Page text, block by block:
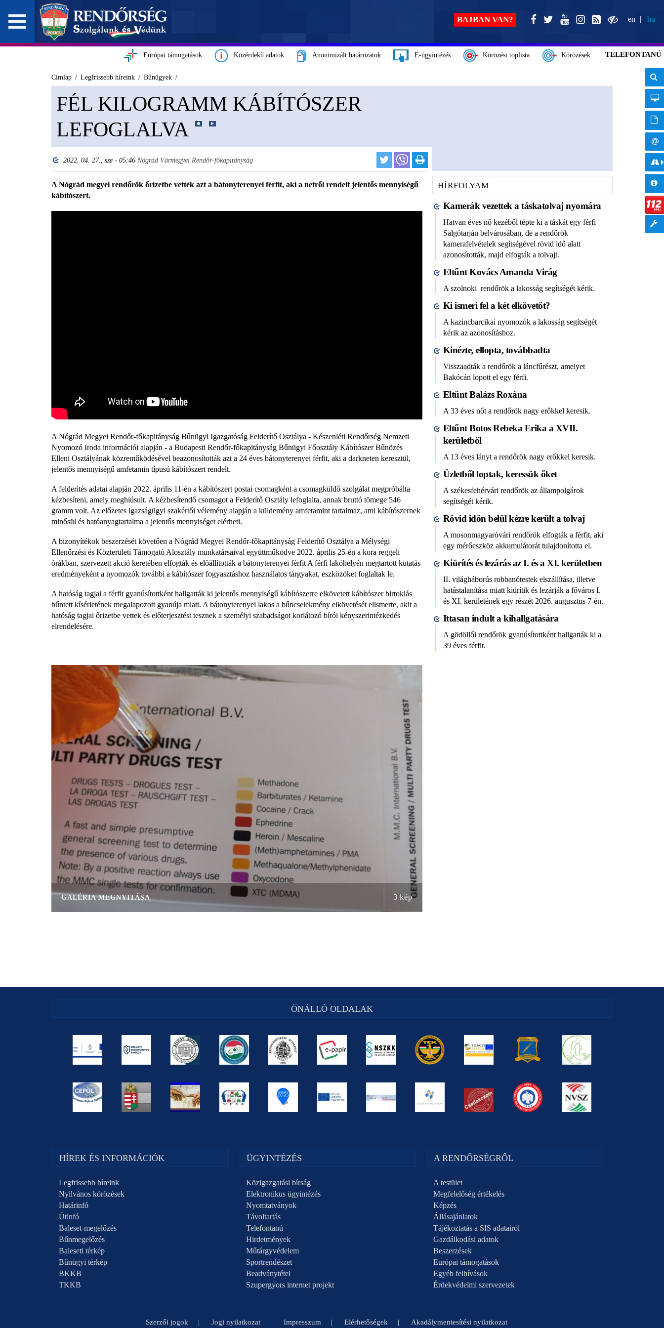
en hu
BAJBAN VAN?
Európai támogatások Közérdekű adatok Anonimizált határozatok E-ügyintézés Körözési toplista Körözések TELEFONTANÚ
Címlap Legfrissebb híreink Bűnügyek
FÉL KILOGRAMM KÁBÍTÓSZER
LEFOGLALVA
2022. 04. 27., sze - 05:46 Nógrád Vármegyei Rendőr-főkapitányság
A Nógrád megyei rendőrök őrizetbe vették azt a bátonyterenyei férfit, aki a netről rendelt jelentős mennyiségű
kábítószert.
A Nógrád Megyei Rendőr-főkapitányság Bűnügyi Igazgatóság Felderítő Osztálya - Készenléti Rendőrség Nemzeti
Nyomozó Iroda információi alapján - a Budapesti Rendőr-főkapitányság Bűnügyi Főosztály Kábítószer Bűnözés
Elleni Osztályának közreműködésével beazonosították azt a 24 éves bátonyterenyei férfit, aki a darkneten keresztül,
jelentős mennyiségű amfetamin típusú kábítószert rendelt.
A felderítés adatai alapján 2022. április 11-én a kábítószert postai csomagként a csomagküldő szolgálat megpróbálta
kézbesíteni, amely meghiúsult. A kézbesítendő csomagot a Felderítő Osztály lefoglalta, annak bruttó tömege 546
gramm volt. Az előzetes igazságügyi szakértői vélemény alapján a küldemény amfetamint tartalmaz, ami kábítószernek
minősül és hatóanyagtartalma a jelentős mennyiséget elérheti.
A bizonyítékok beszerzését követően a Nógrád Megyei Rendőr-főkapitányság Felderítő Osztálya a Mélységi
Ellenőrzési és Közterületi Támogató Alosztály munkatársaival együttműködve 2022. április 25-én a kora reggeli
órákban, szervezett akció keretében elfogták és előállították a bátonyterenyei férfit A férfi lakóhelyén megtartott kutatás
eredményeként a nyomozók további a kábítószer fogyasztáshoz használatos tárgyakat, eszközöket foglaltak le.
A hatóság tagjai a férfit gyanúsítottként hallgatták ki jelentős mennyiségű kábítószerre elkövetett kábítószer birtoklás
bűntett kísérletének megalapozott gyanúja miatt. A bátonyterenyei lakos a bűncselekmény elkövetését elismerte, akit a
hatóság tagjai őrizetbe vettek és előterjesztést tesznek a személyi szabadságot korlátozó bírói kényszerintézkedés
elrendelésére.
3 kép
GALÉRIA MEGNYITÁSA
HÍRFOLYAM
Kamerák vezettek a táskatolvaj nyomára
Hatvan éves nő kezéből tépte ki a táskát egy férfi
Salgótarján belvárosában, de a rendőrök
kamerafelvételek segítségével rövid idő alatt
azonosították, majd elfogták a tolvajt.
Eltűnt Kovács Amanda Virág
A szolnoki rendőrök a lakosság segítségét kérik.
Ki ismeri fel a két elkövetőt?
A kazincbarcikai nyomozók a lakosság segítségét
kérik az azonosításhoz.
Kinézte, ellopta, továbbadta
Visszaadták a rendőrök a láncfűrészt, amelyet
Bakócán lopott el egy férfi.
Eltűnt Balázs Roxána
A 33 éves nőt a rendőrök nagy erőkkel keresik.
Eltűnt Botos Rebeka Erika a XVII.
kerületből
A 13 éves lányt a rendőrök nagy erőkkel keresik.
Üzletből loptak, keressük őket
A székesfehérvári rendőrök az állampolgárok
segítségét kérik.
Rövid időn belül kézre került a tolvaj
A mosonmagyaróvári rendőrök elfogták a férfit, aki
egy mérőeszköz akkumulátorát tulajdonította el.
Kiürítés és lezárás az I. és a XI. kerületben
II. világháborús robbanótestek elszállítása, illetve
hatástalanítása miatt kiürítik és lezárják a főváros I.
és XI. kerületének egy részét 2026. augusztus 7-én.
Ittasan indult a kihallgatására
A gödöllői rendőrök gyanúsítottként hallgatták ki a
39 éves férfit.
ÖNÁLLÓ OLDALAK
HÍREK ÉS INFORMÁCIÓK
Legfrissebb híreink
Nyilvános körözések
Határinfó
Útinfó
Baleset-megelőzés
Bűnmegelőzés
Baleseti térkép
Bűnügyi térkép
BKKB
TKKB
ÜGYINTÉZÉS
Közigazgatási bírság
Elektronikus ügyintézés
Nyomtatványok
Távoltartás
Telefontanú
Hirdetmények
Műtárgyvédelem
Sportrendészet
Beadványtétel
Szupergyors internet projekt
A RENDŐRSÉGRŐL
A testület
Megfelelőség értékelés
Képzés
Állásajánlatok
Tájékoztatás a SIS adatairól
Gazdálkodási adatok
Beszerzések
Európai támogatások
Egyéb felhívások
Érdekvédelmi szervezetek
Szerzői jogok Jogi nyilatkozat Impresszum Elérhetőségek Akadálymentesítési nyilatkozat